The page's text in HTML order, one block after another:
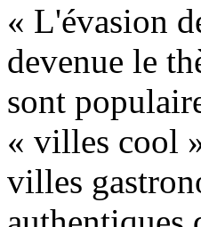
« L'évasion
devenue le
sont
« villes cool
villes